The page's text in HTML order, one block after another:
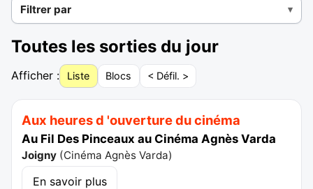
Filtrer par
Toutes les sorties du jour
Afficher : Liste Blocs < Défil. >
Aux heures d 'ouverture du cinéma
Au Fil Des Pinceaux au Cinéma Agnès Varda
Joigny (Cinéma Agnès Varda)
En savoir plus